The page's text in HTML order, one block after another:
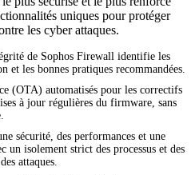
uniques pour protéger
les cyber attaques.
de Sophos Firewall identifie les
et les bonnes pratiques recommandées.
(OTA) automatisés pour les correctifs
à jour régulières du firmware, sans
sécurité, des performances et une
un isolement strict des processus et des
attaques.